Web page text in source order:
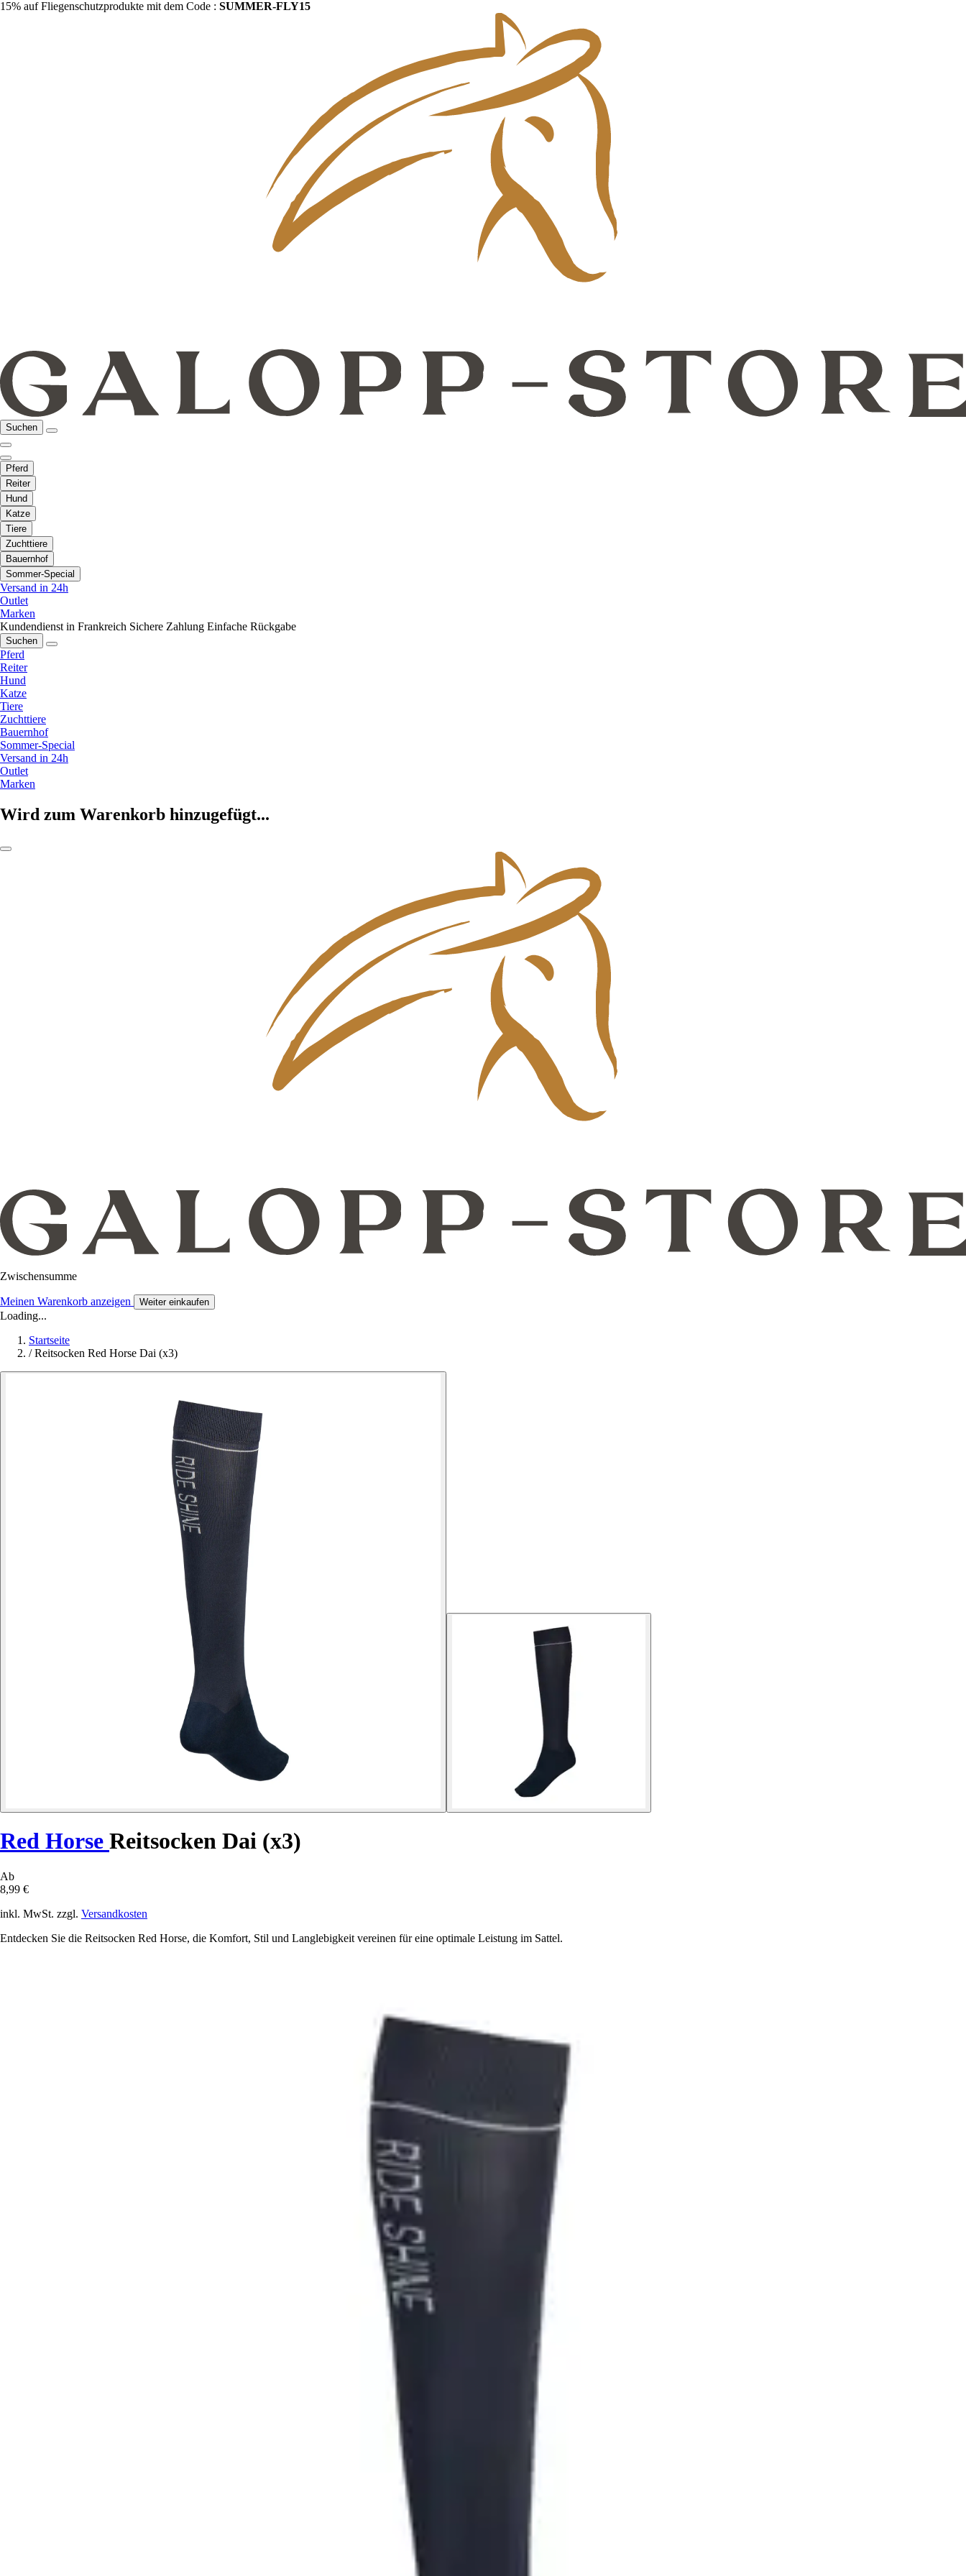
15% auf Fliegenschutzprodukte mit dem Code : SUMMER-FLY15
Suchen
Pferd
Reiter
Hund
Katze
Tiere
Zuchttiere
Bauernhof
Sommer-Special
Versand in 24h
Outlet
Marken
Kundendienst in Frankreich Sichere Zahlung Einfache Rückgabe
Suchen
Pferd
Reiter
Hund
Katze
Tiere
Zuchttiere
Bauernhof
Sommer-Special
Versand in 24h
Outlet
Marken
Wird zum Warenkorb hinzugefügt...
Zwischensumme
Meinen Warenkorb anzeigen Weiter einkaufen
Loading...
Startseite
/ Reitsocken Red Horse Dai (x3)
Red Horse Reitsocken Dai (x3)
Ab
8,99 €
inkl. MwSt. zzgl. Versandkosten
Entdecken Sie die Reitsocken Red Horse, die Komfort, Stil und Langlebigkeit vereinen für eine optimale Leistung im Sattel.